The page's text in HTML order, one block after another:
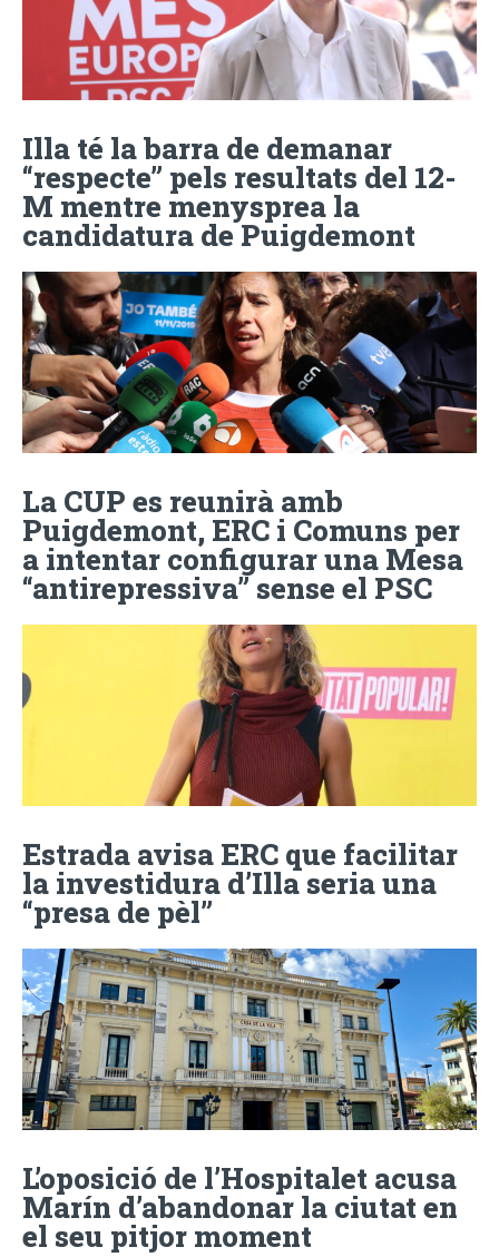
Illa té la barra de demanar
“respecte” pels resultats del 12-
M mentre menysprea la
candidatura de Puigdemont
La CUP es reunirà amb
Puigdemont, ERC i Comuns per
a intentar configurar una Mesa
“antirepressiva” sense el PSC
Estrada avisa ERC que facilitar
la investidura d’Illa seria una
“presa de pèl”
L’oposició de l’Hospitalet acusa
Marín d’abandonar la ciutat en
el seu pitjor moment